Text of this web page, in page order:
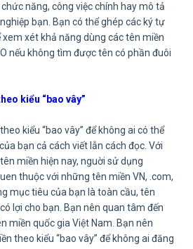
năng, công việc chính hay mô tả
bạn. Bạn có thể ghép các ký tự
xem xét khả năng dùng các tên miền
nếu không tìm được tên có phần đuôi
kiểu “bao vây”
kiểu “bao vây” để không ai có thể
bạn cả cách viết lẫn cách đọc. Với
miền hiện nay, nguời sử dụng
thuộc với những tên miền VN, .com,
mục tiêu của bạn là toàn cầu, tên
có lợi cho bạn. Bạn nên quan tâm đến
miền quốc gia Việt Nam. Bạn nên
theo kiểu “bao vây” để không ai đăng